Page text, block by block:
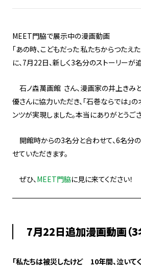
MEET門脇で展示中の漫画動画
「あの時、こどもだった 私たちからつたえた
に、7月22日、新しく3名分のストーリーが
石ノ森萬画館 さん、漫画家の井上きみど
優さんに協力いただき、「石巻ならでは」
ンツが実現しました。本当にありがとうござ
開館時からの3名分と合わせて、6名分
せていただきます。
ぜひ、MEET門脇に見に来てください！
7月22日追加漫画動画（3
「私たちは被災したけど 10年間、泣いて